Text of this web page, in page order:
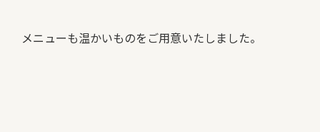
メニューも温かいものをご用意いたしました。